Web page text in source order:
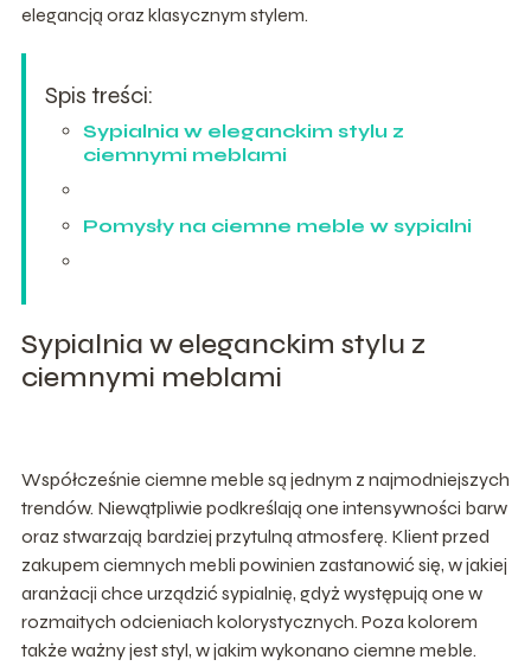
elegancją oraz klasycznym stylem.
Spis treści:
Sypialnia w eleganckim stylu z
ciemnymi meblami
Pomysły na ciemne meble w sypialni
Sypialnia w eleganckim stylu z
ciemnymi meblami
Współcześnie ciemne meble są jednym z najmodniejszych
trendów. Niewątpliwie podkreślają one intensywności barw
oraz stwarzają bardziej przytulną atmosferę. Klient przed
zakupem ciemnych mebli powinien zastanowić się, w jakiej
aranżacji chce urządzić sypialnię, gdyż występują one w
rozmaitych odcieniach kolorystycznych. Poza kolorem
także ważny jest styl, w jakim wykonano ciemne meble.